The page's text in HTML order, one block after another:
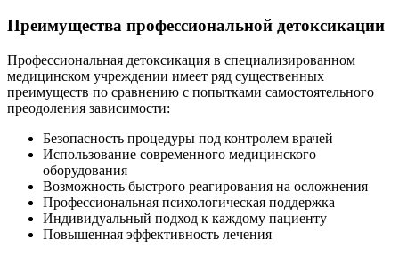
Преимущества профессиональной детоксикации
Профессиональная детоксикация в специализированном
медицинском учреждении имеет ряд существенных
преимуществ по сравнению с попытками самостоятельного
преодоления зависимости:
Безопасность процедуры под контролем врачей
Использование современного медицинского
оборудования
Возможность быстрого реагирования на осложнения
Профессиональная психологическая поддержка
Индивидуальный подход к каждому пациенту
Повышенная эффективность лечения